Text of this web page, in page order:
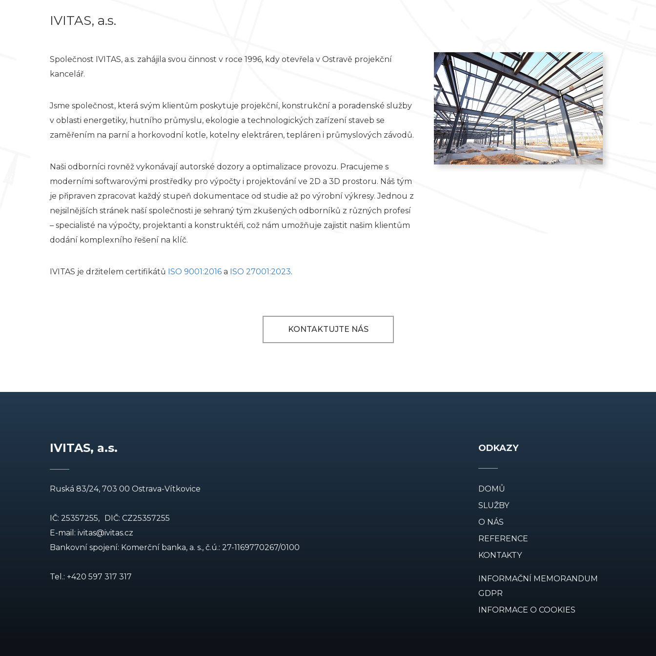
IVITAS, a.s.
Společnost IVITAS, a.s. zahájila svou činnost v roce 1996, kdy otevřela v Ostravě projekční
kancelář.
Jsme společnost, která svým klientům poskytuje projekční, konstrukční a poradenské služby
v oblasti energetiky, hutního průmyslu, ekologie a technologických zařízení staveb se
zaměřením na parní a horkovodní kotle, kotelny elektráren, tepláren i průmyslových závodů.
Naši odborníci rovněž vykonávají autorské dozory a optimalizace provozu. Pracujeme s
moderními softwarovými prostředky pro výpočty i projektování ve 2D a 3D prostoru. Náš tým
je připraven zpracovat každý stupeň dokumentace od studie až po výrobní výkresy. Jednou z
nejsilnějších stránek naší společnosti je sehraný tým zkušených odborníků z různých profesí
– specialisté na výpočty, projektanti a konstruktéři, což nám umožňuje zajistit našim klientům
dodání komplexního řešení na klíč.
IVITAS je držitelem certifikátů ISO 9001:2016 a ISO 27001:2023.
KONTAKTUJTE NÁS
IVITAS, a.s.
Ruská 83/24, 703 00 Ostrava-Vítkovice
IČ: 25357255, DIČ: CZ25357255
E-mail: ivitas@ivitas.cz
Bankovní spojení: Komerční banka, a. s., č.ú.: 27-1169770267/0100
Tel.: +420 597 317 317
ODKAZY
DOMŮ
SLUŽBY
O NÁS
REFERENCE
KONTAKTY
INFORMAČNÍ MEMORANDUM
GDPR
INFORMACE O COOKIES